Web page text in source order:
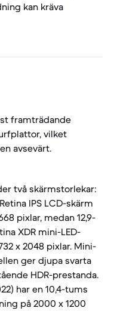
kan kräva
framträdande
vilket
avsevärt.
två skärmstorlekar:
IPS LCD-skärm
pixlar, medan 12,9-
XDR mini-LED-
x 2048 pixlar. Mini-
ger djupa svarta
HDR-prestanda.
har en 10,4-tums
på 2000 x 1200